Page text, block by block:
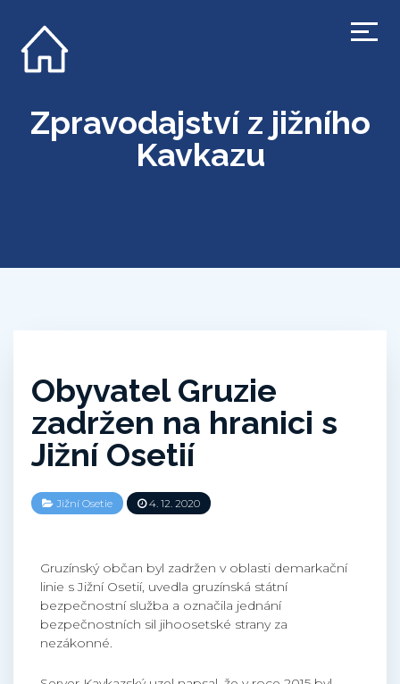
Zpravodajství z jižního
Kavkazu
Obyvatel Gruzie
zadržen na hranici s
Jižní Osetií
Jižní Osetie 4. 12. 2020
Gruzínský občan byl zadržen v oblasti demarkační
linie s Jižní Osetií, uvedla gruzínská státní
bezpečnostní služba a označila jednání
bezpečnostních sil jihoosetské strany za
nezákonné.